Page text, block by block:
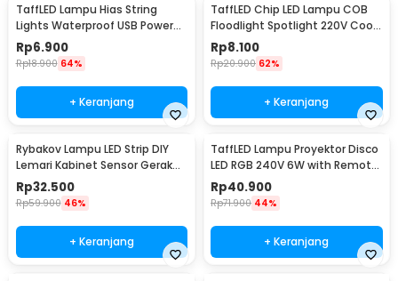
TaffLED Lampu Hias String
Lights Waterproof USB Power
50 LED 5M - SZ
Rp6.900
Rp18.900 64%
+ Keranjang
TaffLED Chip LED Lampu COB
Floodlight Spotlight 220V Cool
White 6000K 50W - COB4060-
AC220-50
Rp8.100
Rp20.900 62%
+ Keranjang
Rybakov Lampu LED Strip DIY
Lemari Kabinet Sensor Gerak
4.5W 1M - 2835
Rp32.500
Rp59.900 46%
+ Keranjang
TaffLED Lampu Proyektor Disco
LED RGB 240V 6W with Remote
Control - CY-LV-RG
Rp40.900
Rp71.900 44%
+ Keranjang